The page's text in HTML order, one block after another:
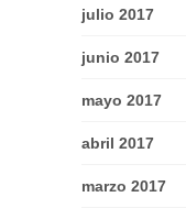
julio 2017
junio 2017
mayo 2017
abril 2017
marzo 2017